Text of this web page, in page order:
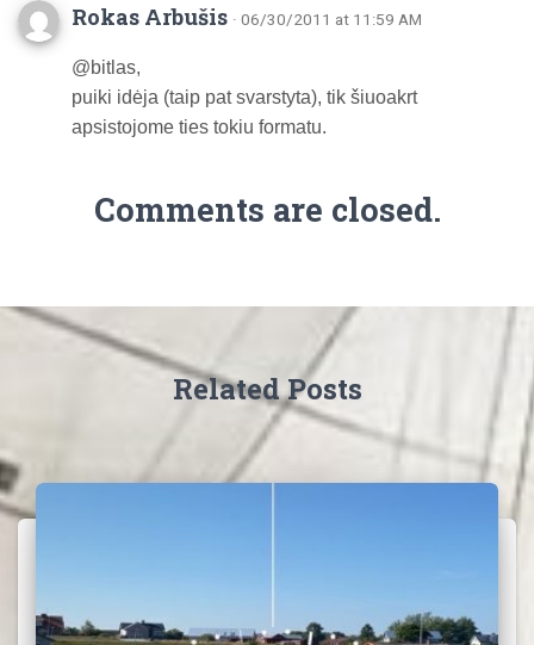
Rokas Arbušis · 06/30/2011 at 11:59 AM
@bitlas,
puiki idėja (taip pat svarstyta), tik šiuoakrt
apsistojome ties tokiu formatu.
Comments are closed.
Related Posts